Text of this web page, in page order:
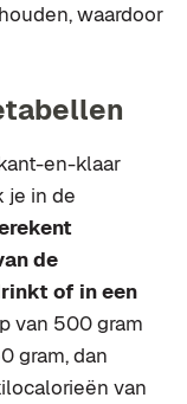
waardoor
en-klaar
je in de
de
of in een
van 500 gram
gram, dan
van